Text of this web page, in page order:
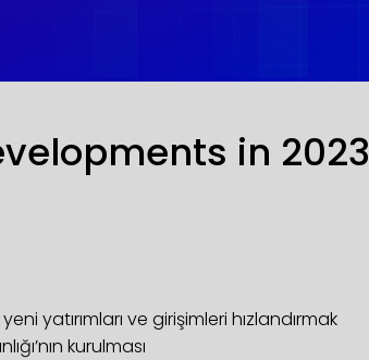
in 2023
yatırımları ve girişimleri hızlandırmak
kurulması